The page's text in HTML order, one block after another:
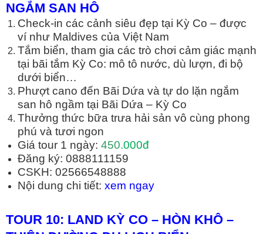
NGẮM SAN HÔ
Check-in các cảnh siêu đẹp tại Kỳ Co – được
ví như Maldives của Việt Nam
Tắm biển, tham gia các trò chơi cảm giác mạnh
tại bãi tắm Kỳ Co: mô tô nước, dù lượn, đi bộ
dưới biển…
Phượt cano đến Bãi Dứa và tự do lặn ngắm
san hô ngầm tại Bãi Dứa – Kỳ Co
Thưởng thức bữa trưa hải sản vô cùng phong
phú và tươi ngon
Giá tour 1 ngày: 450.000đ
Đăng ký: 0888111159
CSKH: 02566548888
Nội dung chi tiết: xem ngay
TOUR 10: LAND KỲ CO – HÒN KHÔ –